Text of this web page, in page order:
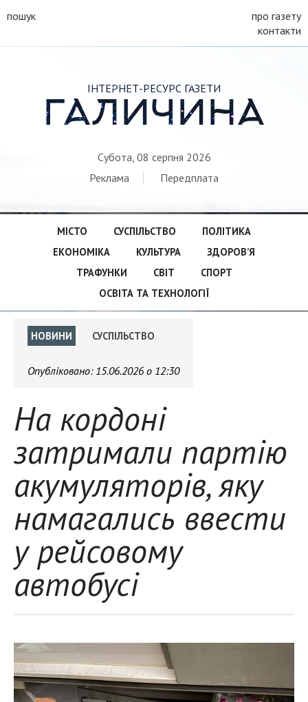
пошук
про газету
контакти
ІНТЕРНЕТ-РЕСУРС ГАЗЕТИ
ГАЛИЧИНА
Субота, 08 серпня 2026
Реклама
Передплата
МІСТО СУСПІЛЬСТВО
ПОЛІТИКА
ЕКОНОМІКА
КУЛЬТУРА
ЗДОРОВ’Я
ТРАФУНКИ
СВІТ
СПОРТ
ОСВІТА ТА ТЕХНОЛОГІЇ
НОВИНИ СУСПІЛЬСТВО
Опубліковано: 15.06.2026 о 12:30
На кордоні
затримали партію
акумуляторів, яку
намагались ввести
у рейсовому
автобусі